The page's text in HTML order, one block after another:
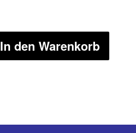
In den Warenkorb